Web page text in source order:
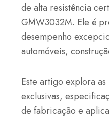
de alta resistência
GMW3032M. Ele é
desempenho
automóveis,
Este artigo explora
exclusivas,
de fabricação e